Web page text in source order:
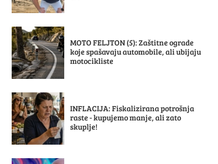
MOTO FELJTON (5): Zaštitne ograde
koje spašavaju automobile, ali ubijaju
motocikliste
INFLACIJA: Fiskalizirana potrošnja
raste - kupujemo manje, ali zato
skuplje!